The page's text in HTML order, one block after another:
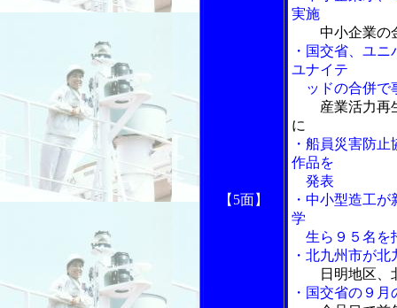
【5面】
実施
中小企業の
・国交省、ユ
ユナイテ
ッドの合併で
産業活力再
に
・船員災害防
作品を
発表
・中小型造工
学
生ら９５名を
・北九州市が
日明地区、
・国交省の９